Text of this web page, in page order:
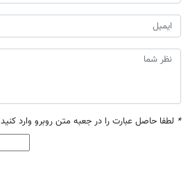
* لطفا حاصل عبارت را در جعبه متن روبرو وارد کنید